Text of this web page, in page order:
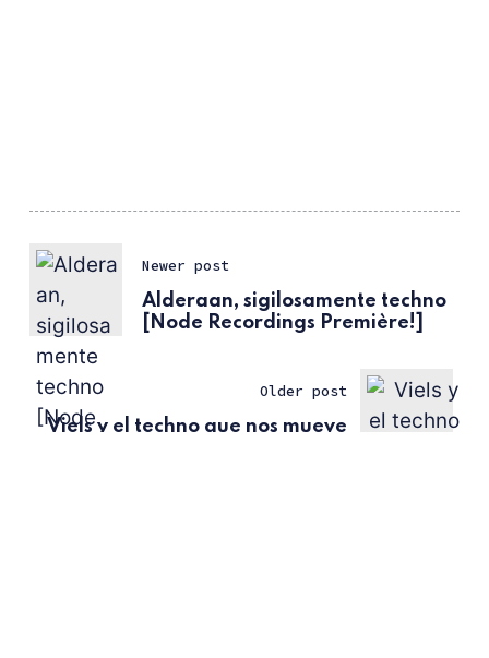
Newer post
Alderaan, sigilosamente techno
[Node Recordings Première!]
Older post
Viels y el techno que nos mueve